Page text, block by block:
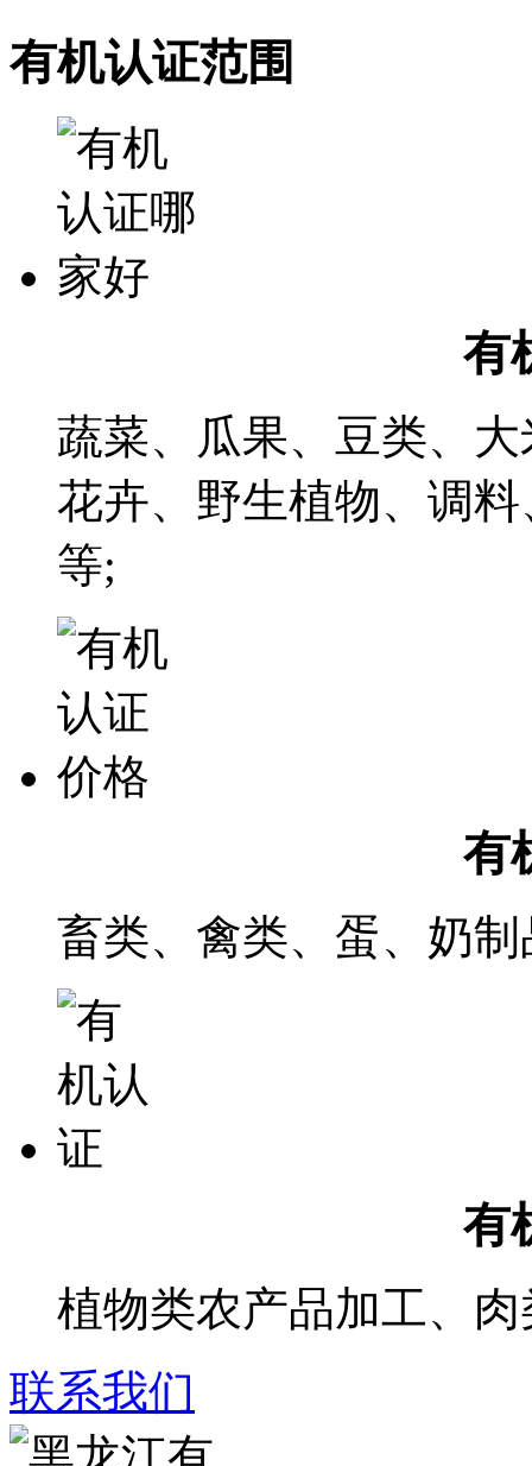
有机认证范围
有
蔬菜、瓜果、豆类、
花卉、野生植物、调
等;
有
畜类、禽类、蛋、奶
有
植物类农产品加工、
联系我们